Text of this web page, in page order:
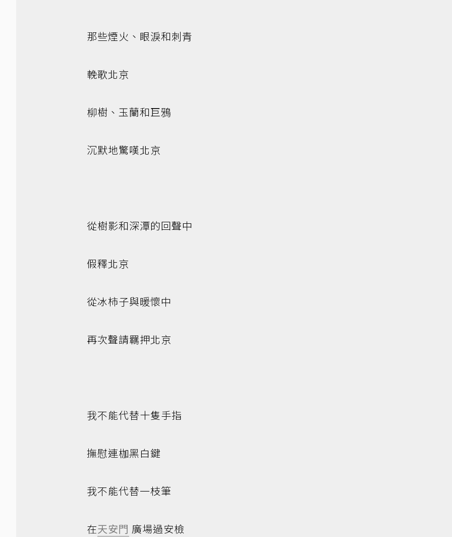
那些煙火、眼淚和刺青
輓歌北京
柳樹、玉蘭和巨鴉
沉默地驚嘆北京
從樹影和深潭的回聲中
假釋北京
從冰柿子與暖懷中
再次聲請羈押北京
我不能代替十隻手指
撫慰連枷黑白鍵
我不能代替一枝筆
在天安門 廣場過安檢